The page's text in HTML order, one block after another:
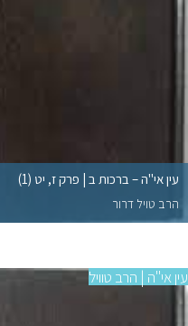
עין אי"ה – ברכות ב | פרק ז, יט (1)
הרב טויל דרור
עין אי"ה | הרב טוויל